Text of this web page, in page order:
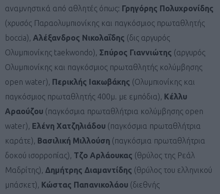
αναμνηστικά από αθλητές όπως: Γρηγόρης Πολυχρονίδης
(χρυσός Παραολυμπιονίκης και παγκόσμιος πρωταθλητής
boccia), Αλέξανδρος Νικολαΐδης (δις αργυρός
Ολυμπιονίκης taekwondo), Σπύρος Γιαννιώτης (αργυρός
Ολυμπιονίκης και παγκόσμιος πρωταθλητής κολύμβησης
open water), Περικλής Ιακωβάκης (Ολυμπιονίκης και
παγκόσμιος πρωταθλητής 400μ. με εμπόδια), Κέλλυ
Αραούζου (παγκόσμια πρωταθλήτρια κολύμβησης open
water), Ελένη Χατζηλιάδου (παγκόσμια πρωταθλήτρια
καράτε), Βασιλική Μιλλούση (παγκόσμια πρωταθλήτρια
δοκού ισορροπίας), Τζο Αρλάουκας (θρύλος της Ρεάλ
Μαδρίτης), Δημήτρης Διαμαντίδης (θρύλος του ελληνικού
μπάσκετ), Κώστας Παπανικολάου (διεθνής